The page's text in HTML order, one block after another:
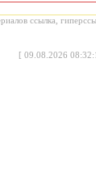
ссылка,
[ 09.08.2026